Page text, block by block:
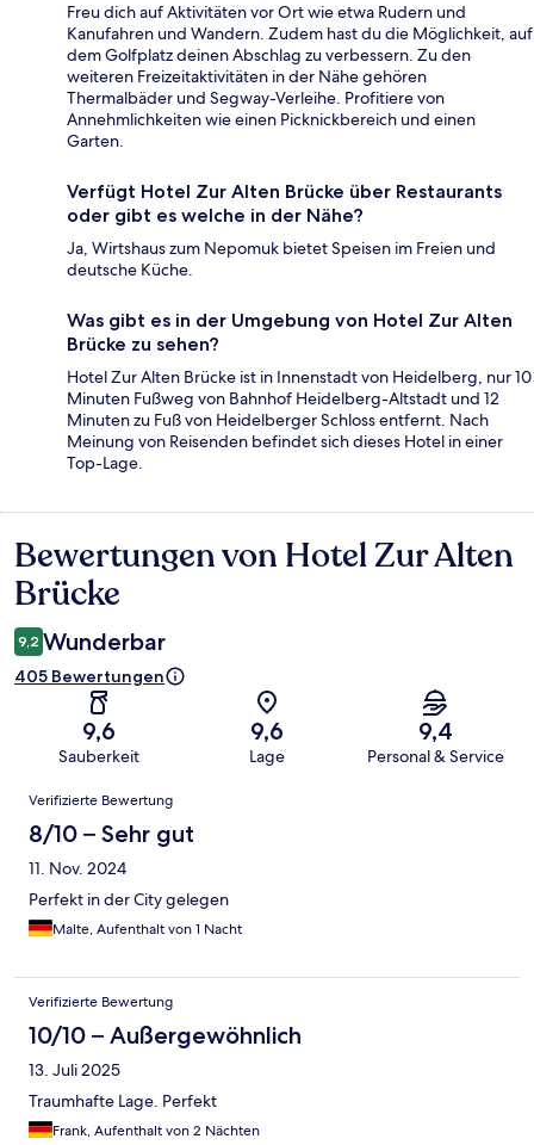
Freu dich auf Aktivitäten vor Ort wie etwa Rudern und
Kanufahren und Wandern. Zudem hast du die Möglichkeit, auf
dem Golfplatz deinen Abschlag zu verbessern. Zu den
weiteren Freizeitaktivitäten in der Nähe gehören
Thermalbäder und Segway-Verleihe. Profitiere von
Annehmlichkeiten wie einen Picknickbereich und einen
Garten.
Verfügt Hotel Zur Alten Brücke über Restaurants
oder gibt es welche in der Nähe?
Ja, Wirtshaus zum Nepomuk bietet Speisen im Freien und
deutsche Küche.
Was gibt es in der Umgebung von Hotel Zur Alten
Brücke zu sehen?
Hotel Zur Alten Brücke ist in Innenstadt von Heidelberg, nur 10
Minuten Fußweg von Bahnhof Heidelberg-Altstadt und 12
Minuten zu Fuß von Heidelberger Schloss entfernt. Nach
Meinung von Reisenden befindet sich dieses Hotel in einer
Top-Lage.
Bewertungen
Bewertungen von Hotel Zur Alten
Brücke
9,2 Wunderbar
405 Bewertungen
9,6
Sauberkeit
9,6
Lage
9,4
Personal & Service
Bewertungen
Verifizierte Bewertung
8/10 – Sehr gut
11. Nov. 2024
Perfekt in der City gelegen
Malte, Aufenthalt von 1 Nacht
Verifizierte Bewertung
10/10 – Außergewöhnlich
13. Juli 2025
Traumhafte Lage. Perfekt
Frank, Aufenthalt von 2 Nächten